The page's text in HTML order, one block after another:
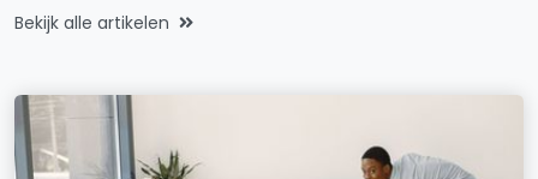
Bekijk alle artikelen